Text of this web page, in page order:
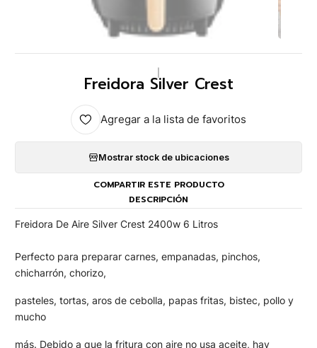
Freidora Silver Crest
Agregar a la lista de favoritos
Mostrar stock de ubicaciones
COMPARTIR ESTE PRODUCTO
DESCRIPCIÓN
Freidora De Aire Silver Crest 2400w 6 Litros
Perfecto para preparar carnes, empanadas, pinchos,
chicharrón, chorizo,
pasteles, tortas, aros de cebolla, papas fritas, bistec, pollo y
mucho
más. Debido a que la fritura con aire no usa aceite, hay